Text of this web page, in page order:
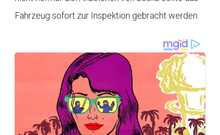
Fahrzeug sofort zur Inspektion gebracht werden.